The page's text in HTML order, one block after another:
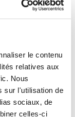
le contenu
relatives aux
Nous
sur l'utilisation de
sociaux, de
celles-ci
votre outil
avec toutes les